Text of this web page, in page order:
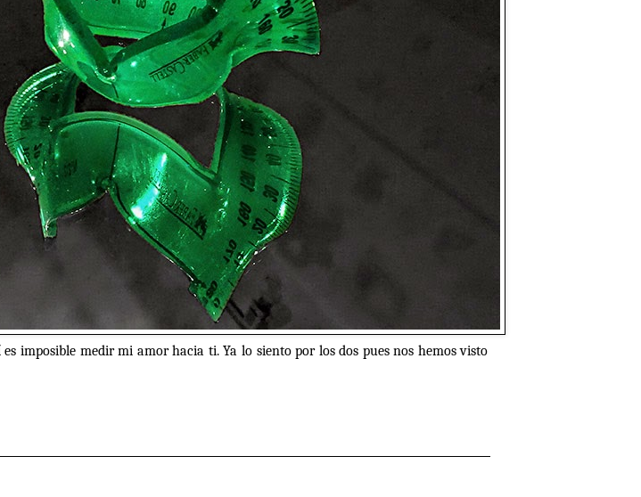
imposible medir mi amor hacia ti. Ya lo siento por los dos pues nos hemos visto